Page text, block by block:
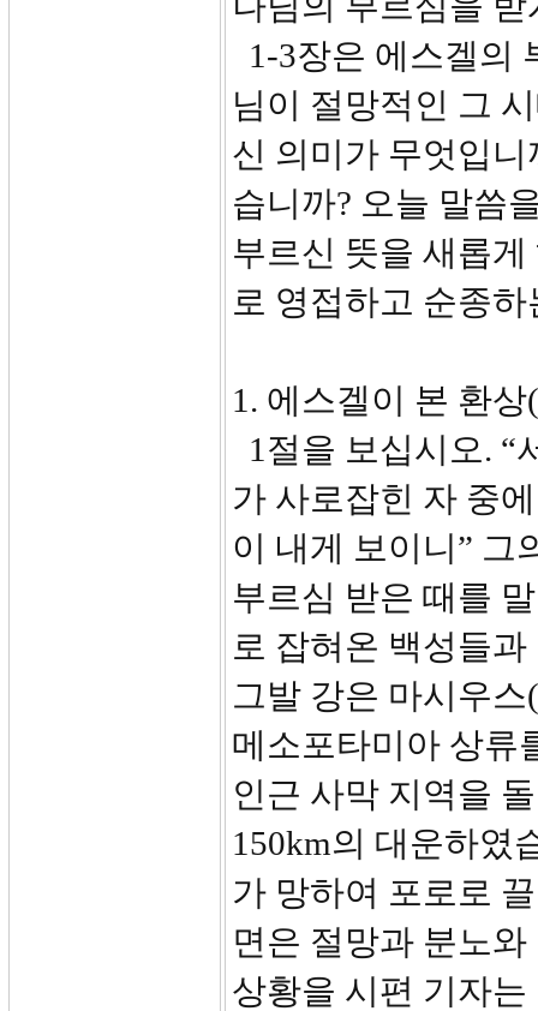
1-3장은 에스겔의
님이 절망적인 그
신 의미가 무엇입
습니까? 오늘 말씀
부르신 뜻을 새롭
로 영접하고 순종
1. 에스겔이 본 환상
1절을 보십시오. “
가 사로잡힌 자 중
이 내게 보이니” 그
부르심 받은 때를
로 잡혀온 백성들
그발 강은 마시우
메소포타미아 상류
인근 사막 지역을
150km의 대운하였
가 망하여 포로로
면은 절망과 분노
상황을 시편 기자